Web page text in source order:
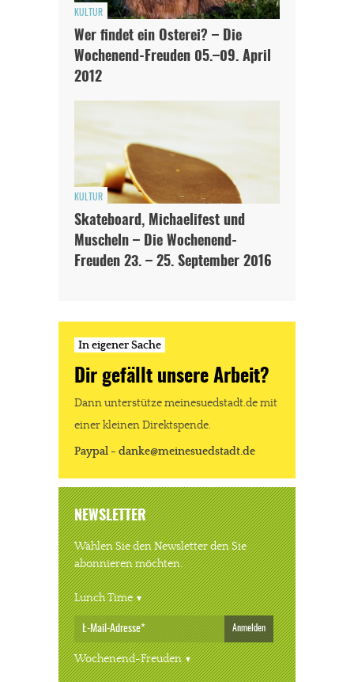
KULTUR
Wer findet ein Osterei? – Die
Wochenend-Freuden 05.–09. April
2012
KULTUR
Skateboard, Michaelifest und
Muscheln – Die Wochenend-
Freuden 23. – 25. September 2016
In eigener Sache
Dir gefällt unsere Arbeit?
Dann unterstütze meinesuedstadt.de mit
einer kleinen Direktspende.
Paypal - danke@meinesuedstadt.de
NEWSLETTER
Wählen Sie den Newsletter den Sie
abonnieren möchten.
Lunch Time
Anmelden
Wochenend-Freuden